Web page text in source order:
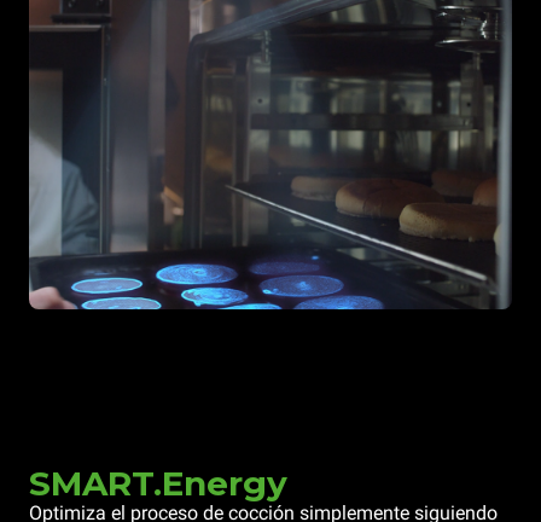
SMART.Energy
Optimiza el proceso de cocción simplemente siguiendo